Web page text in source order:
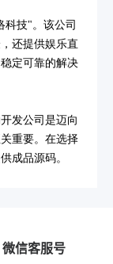
科技"。该公司
还提供娱乐直
定可靠的解决
发公司是迈向
重要。在选择
成品源码。
微信客服号